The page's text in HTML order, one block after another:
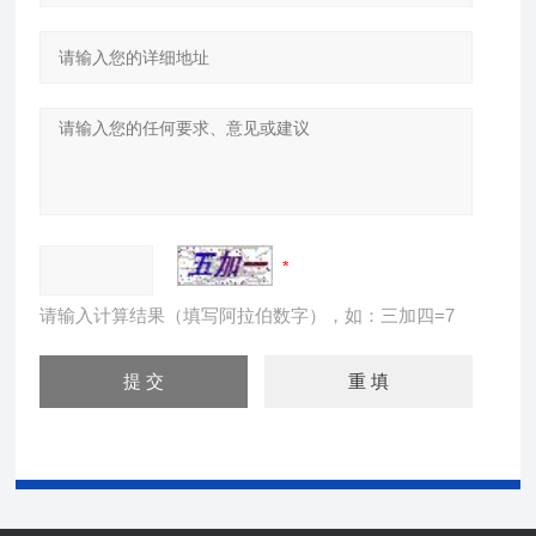
请输入计算结果（填写阿拉伯数字），如：三加四=7